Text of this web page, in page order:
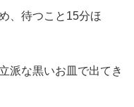
、待つこと15分ほ
派な黒いお皿で出てき